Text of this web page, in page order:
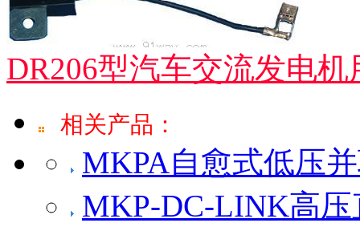
DR206型汽车交流发电
相关产品：
MKPA自愈式低压
MKP-DC-LINK高